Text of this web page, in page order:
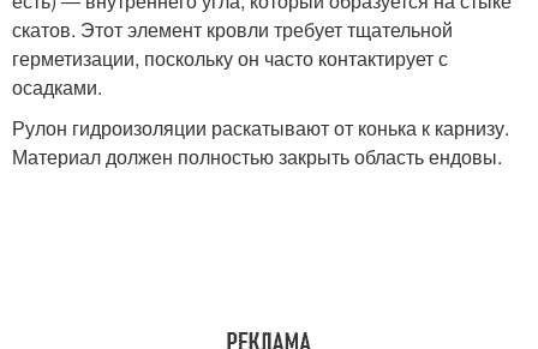
скатов. Этот элемент кровли требует тщательной
герметизации, поскольку он часто контактирует с
осадками.
Рулон гидроизоляции раскатывают от конька к карнизу.
Материал должен полностью закрыть область ендовы.